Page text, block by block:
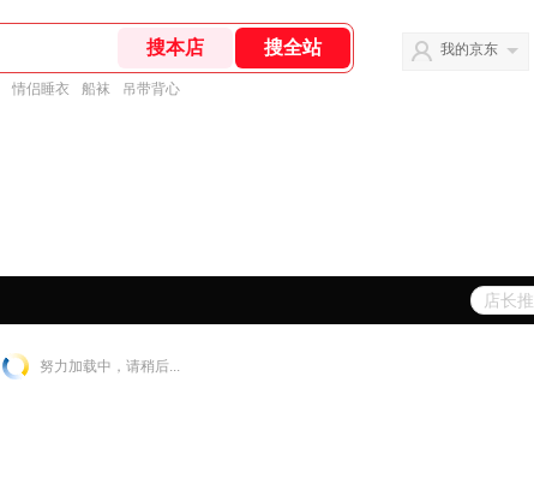
情侣睡衣 船袜 吊带背心
我的京东
努力加载中，请稍后...